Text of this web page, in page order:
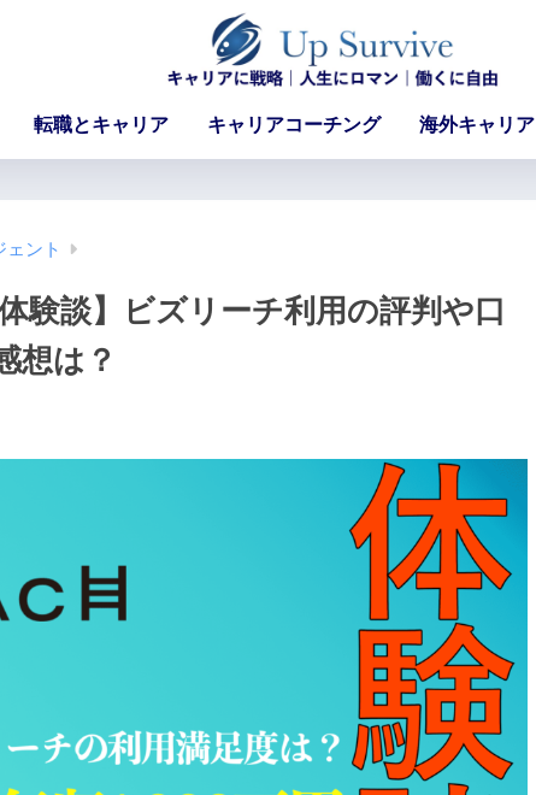
転職とキャリア キャリアコーチング 海外キャリア
ェント
験談】ビズリーチ利用の評判や口
想は？